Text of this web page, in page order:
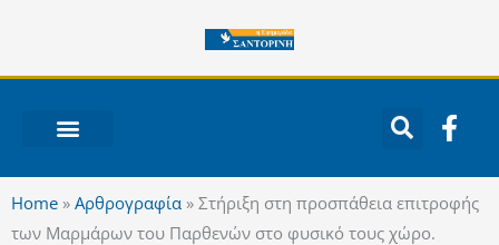
περιεχόμενο
F
a
e
b
Home » Αρθρογραφία » Στήριξη στη προσπάθεια επιτροφής
των Μαρμάρων του Παρθενών στο φυσικό τους χώρο.